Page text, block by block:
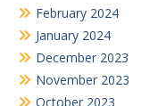
February 2024
January 2024
December 2023
November 2023
October 2023